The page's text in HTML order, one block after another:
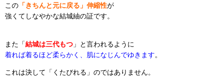
この 「きちんと元に戻る」伸縮性が
強くてしなやかな結城紬の証です。
また「結城は三代もつ 」と言われるように
着れば着るほど柔らかく、肌になじんでゆきます。
これは決して「くたびれる」のではありません。